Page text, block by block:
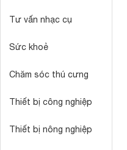
Tư vấn nhạc cụ
Sức khoẻ
Chăm sóc thú cưng
Thiết bị công nghiệp
Thiết bị nông nghiệp